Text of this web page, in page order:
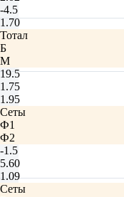
-4.5
1.70
Тотал
Б
М
19.5
1.75
1.95
Сеты
Ф1
Ф2
-1.5
5.60
1.09
Сеты